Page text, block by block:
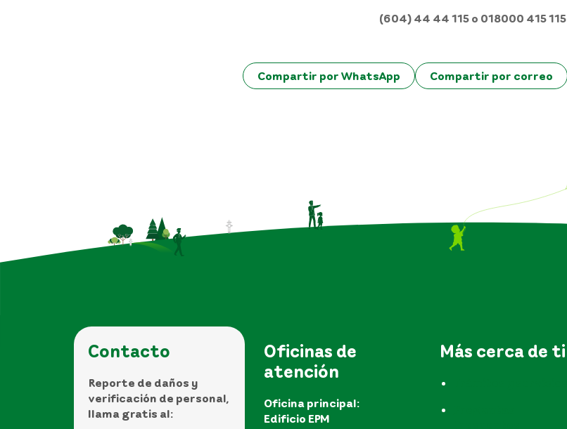
(604) 44 44 115 o 018000 415 115
Compartir por WhatsApp Compartir por correo
Contacto
Reporte de daños y
verificación de personal,
llama gratis al:
Oficinas de
atención
Oficina principal:
Edificio EPM
Más cerca de ti